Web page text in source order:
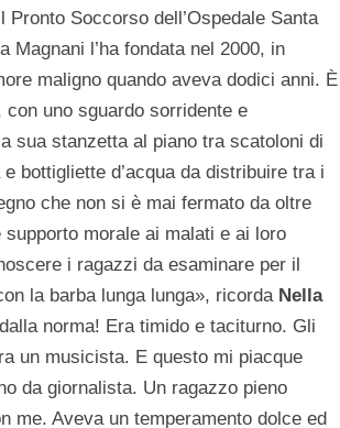
Soccorso dell’Ospedale Santa
Magnani l’ha fondata nel 2000, in
maligno quando aveva dodici anni. È
con uno sguardo sorridente e
sua stanzetta al piano tra scatoloni di
bottigliette d’acqua da distribuire tra i
che non si è mai fermato da oltre
morale ai malati e ai loro
i ragazzi da esaminare per il
la barba lunga lunga», ricorda Nella
norma! Era timido e taciturno. Gli
un musicista. E questo mi piacque
da giornalista. Un ragazzo pieno
me. Aveva un temperamento dolce ed